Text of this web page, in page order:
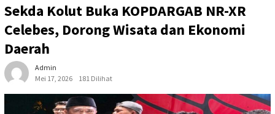
Sekda Kolut Buka KOPDARGAB NR-XR
Celebes, Dorong Wisata dan Ekonomi
Daerah
Admin
Mei 17, 2026
181 Dilihat